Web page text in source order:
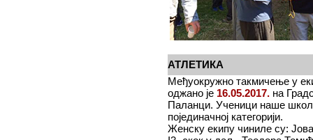
АТЛЕТИКА
Међуокружно такмичење у
оджано је 16.05.2017. на
Паланци. Ученици наше
појединачној категорији.
Женску екипу чиниле су: